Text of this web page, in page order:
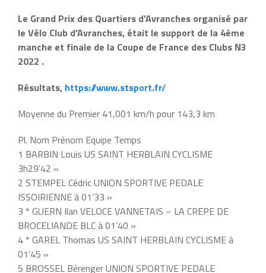
Le Grand Prix des Quartiers d’Avranches organisé par
le Vélo Club d’Avranches, était le support de la 4ème
manche et finale de la Coupe de France des Clubs N3
2022 .
Résultats, https://www.stsport.fr/
Moyenne du Premier 41,001 km/h pour 143,3 km
Pl. Nom Prénom Equipe Temps
1 BARBIN Louis US SAINT HERBLAIN CYCLISME
3h29’42 »
2 STEMPEL Cédric UNION SPORTIVE PEDALE
ISSOIRIENNE à 01’33 »
3 * GUERN Ilan VELOCE VANNETAIS – LA CREPE DE
BROCELIANDE BLC à 01’40 »
4 * GAREL Thomas US SAINT HERBLAIN CYCLISME à
01’45 »
5 BROSSEL Bérenger UNION SPORTIVE PEDALE